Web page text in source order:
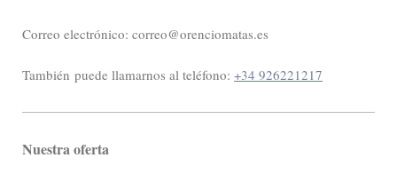
Correo electrónico: correo@orenciomatas.es
También puede llamarnos al teléfono: +34 926221217
Nuestra oferta